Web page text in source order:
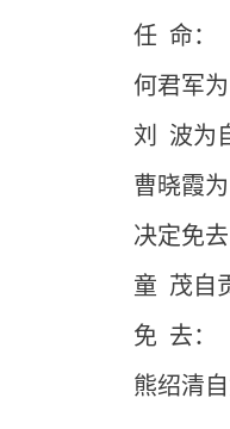
任 命：
何君军
刘 波为
曹晓霞
决定免去
童 茂自
免 去：
熊绍清